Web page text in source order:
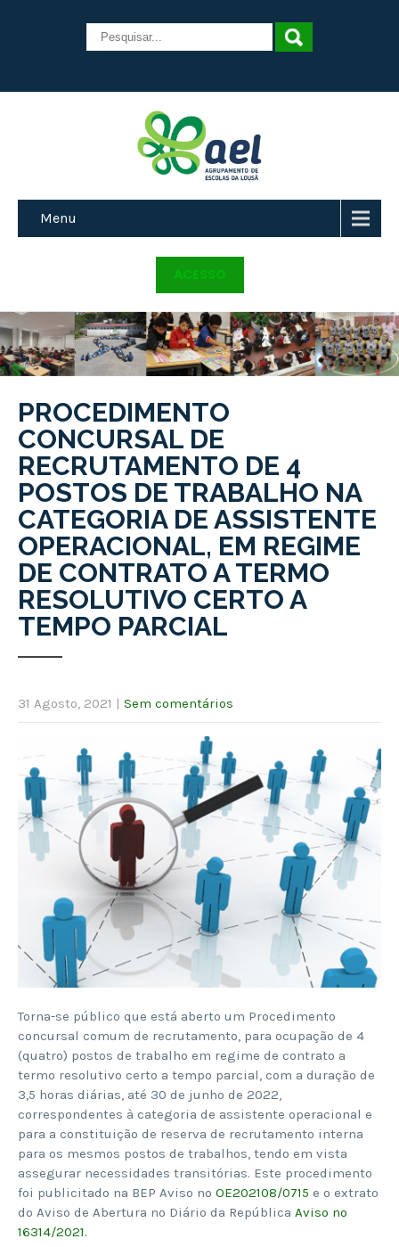
Menu
ACESSO
PROCEDIMENTO
CONCURSAL DE
RECRUTAMENTO DE 4
POSTOS DE TRABALHO NA
CATEGORIA DE ASSISTENTE
OPERACIONAL, EM REGIME
DE CONTRATO A TERMO
RESOLUTIVO CERTO A
TEMPO PARCIAL
31 Agosto, 2021 | Sem comentários
Torna-se público que está aberto um Procedimento
concursal comum de recrutamento, para ocupação de 4
(quatro) postos de trabalho em regime de contrato a
termo resolutivo certo a tempo parcial, com a duração de
3,5 horas diárias, até 30 de junho de 2022,
correspondentes à categoria de assistente operacional e
para a constituição de reserva de recrutamento interna
para os mesmos postos de trabalhos, tendo em vista
assegurar necessidades transitórias. Este procedimento
foi publicitado na BEP Aviso nº OE202108/0715 e o extrato
do Aviso de Abertura no Diário da República Aviso nº
16314/2021.